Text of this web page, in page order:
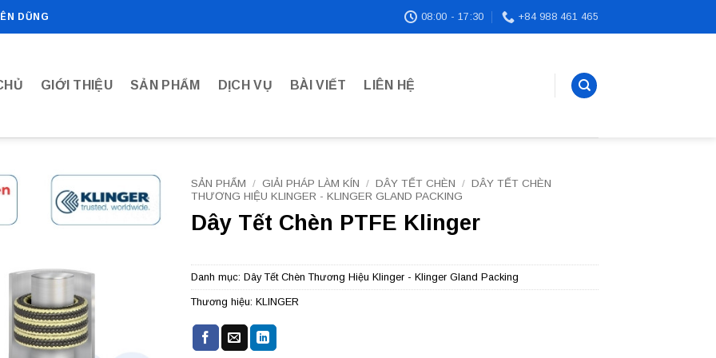
DŨNG 08:00 - 17:30 +84 988 461 465
GIỚI THIỆU SẢN PHẨM DỊCH VỤ BÀI VIẾT LIÊN HỆ
Add to
SẢN PHẨM / GIẢI PHÁP LÀM KÍN / DÂY TẾT CHÈN / DÂY TẾT CHÈN
THƯƠNG HIỆU KLINGER - KLINGER GLAND PACKING
Dây Tết Chèn PTFE Klinger
Danh mục: Dây Tết Chèn Thương Hiệu Klinger - Klinger Gland Packing
Thương hiệu: KLINGER